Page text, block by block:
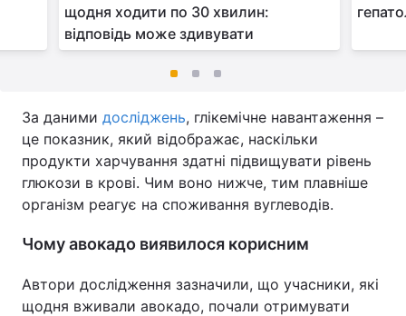
щодня ходити по 30 хвилин:
відповідь може здивувати
За даними досліджень, глікемічне навантаження –
це показник, який відображає, наскільки
продукти харчування здатні підвищувати рівень
глюкози в крові. Чим воно нижче, тим плавніше
організм реагує на споживання вуглеводів.
Чому авокадо виявилося корисним
Автори дослідження зазначили, що учасники, які
щодня вживали авокадо, почали отримувати